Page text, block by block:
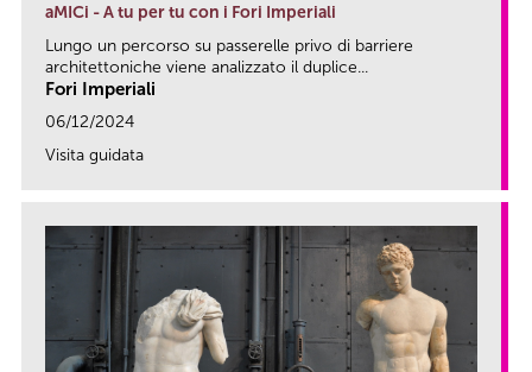
aMICi - A tu per tu con i Fori Imperiali
Lungo un percorso su passerelle privo di barriere
architettoniche viene analizzato il duplice...
Fori Imperiali
06/12/2024
Visita guidata